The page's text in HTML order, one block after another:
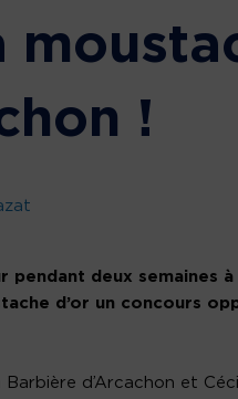
!
pendant deux semaines
d’or un concours
d’Arcachon et